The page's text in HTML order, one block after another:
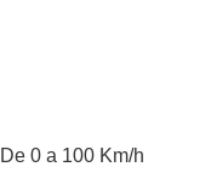
De 0 a 100 Km/h